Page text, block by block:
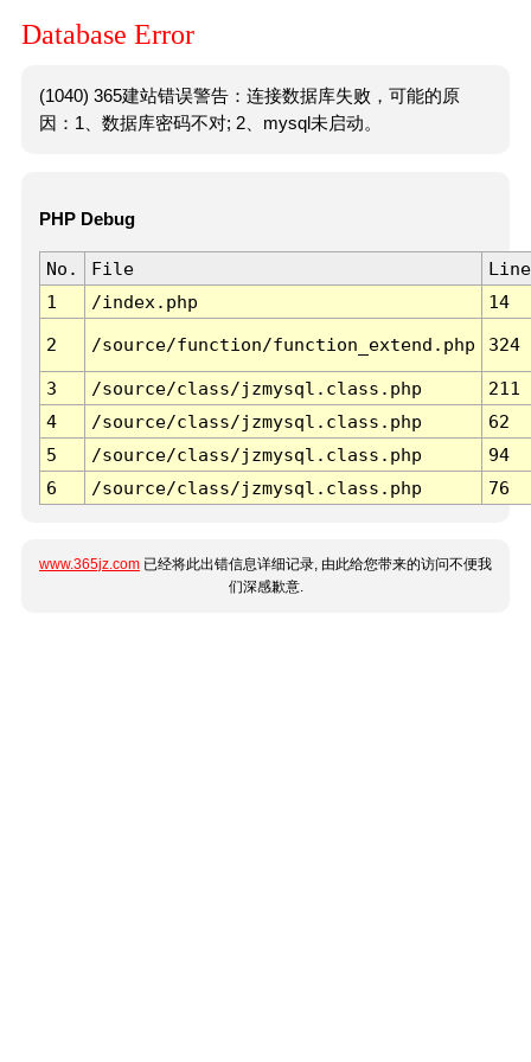
Database Error
(1040) 365建站错误警告：连接数据库失败，可能的原
因：1、数据库密码不对; 2、mysql未启动。
PHP Debug
No. File
Line
1
/index.php 14
2 /source/function/function_extend.php 324
3 /source/class/jzmysql.class.php
211
4
/source/class/jzmysql.class.php
62
5
/source/class/jzmysql.class.php
94
6
/source/class/jzmysql.class.php 76
www.365jz.com 已经将此出错信息详细记录, 由此给您带来的访问不便我
们深感歉意.